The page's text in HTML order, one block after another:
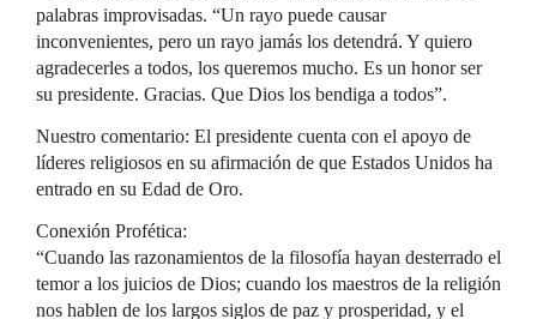
palabras improvisadas. “Un rayo puede causar
inconvenientes, pero un rayo jamás los detendrá. Y quiero
agradecerles a todos, los queremos mucho. Es un honor ser
su presidente. Gracias. Que Dios los bendiga a todos”.
Nuestro comentario: El presidente cuenta con el apoyo de
líderes religiosos en su afirmación de que Estados Unidos ha
entrado en su Edad de Oro.
Conexión Profética:
“Cuando las razonamientos de la filosofía hayan desterrado el
temor a los juicios de Dios; cuando los maestros de la religión
nos hablen de los largos siglos de paz y prosperidad, y el